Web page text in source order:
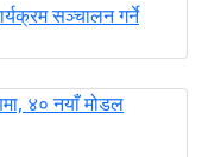
सञ्चालन गर्ने